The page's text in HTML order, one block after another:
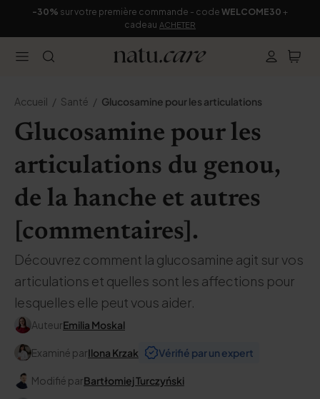
-30% sur votre première commande - code WELCOME30 +
cadeau ACHETER
Accueil Santé Glucosamine pour les articulations
Glucosamine pour les
articulations du genou,
de la hanche et autres
[commentaires].
Découvrez comment la glucosamine agit sur vos
articulations et quelles sont les affections pour
lesquelles elle peut vous aider.
AuteurEmilia Moskal
Examiné parIlona Krzak Vérifié par un expert
Modifié parBartłomiej Turczyński